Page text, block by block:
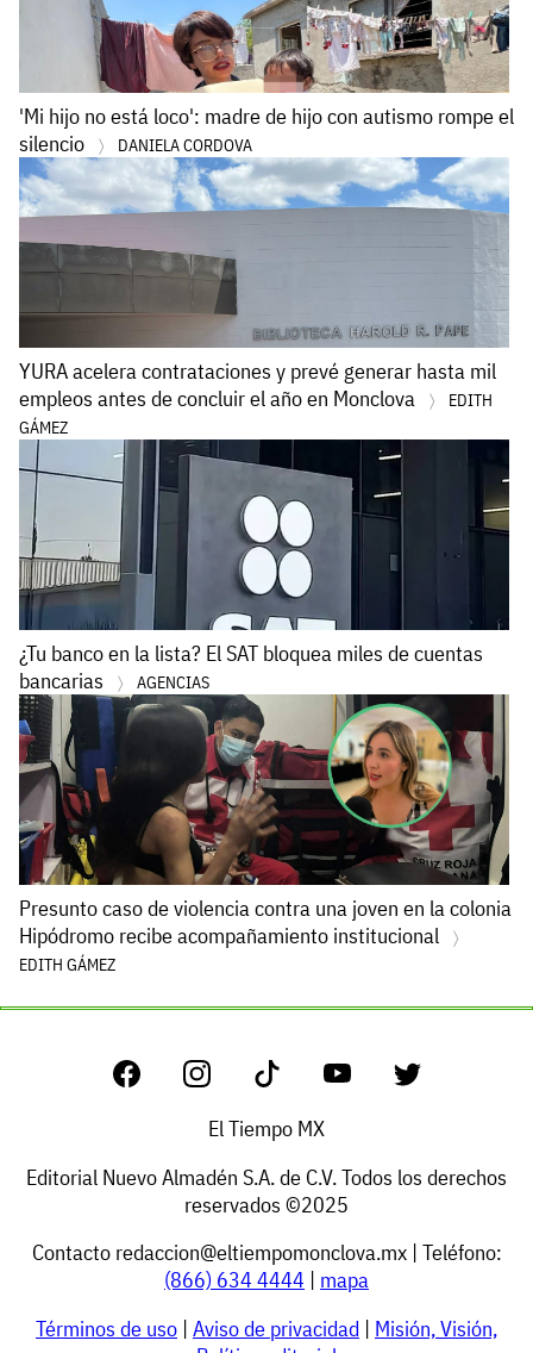
'Mi hijo no está loco': madre de hijo con autismo rompe el
silencio
DANIELA CORDOVA
YURA acelera contrataciones y prevé generar hasta mil
empleos antes de concluir el año en Monclova
EDITH
GÁMEZ
¿Tu banco en la lista? El SAT bloquea miles de cuentas
bancarias
AGENCIAS
Presunto caso de violencia contra una joven en la colonia
Hipódromo recibe acompañamiento institucional
EDITH GÁMEZ
El Tiempo MX
Editorial Nuevo Almadén S.A. de C.V. Todos los derechos
reservados ©2025
Contacto redaccion@eltiempomonclova.mx| Teléfono:
(866) 634 4444 | mapa
Términos de uso | Aviso de privacidad | Misión, Visión,